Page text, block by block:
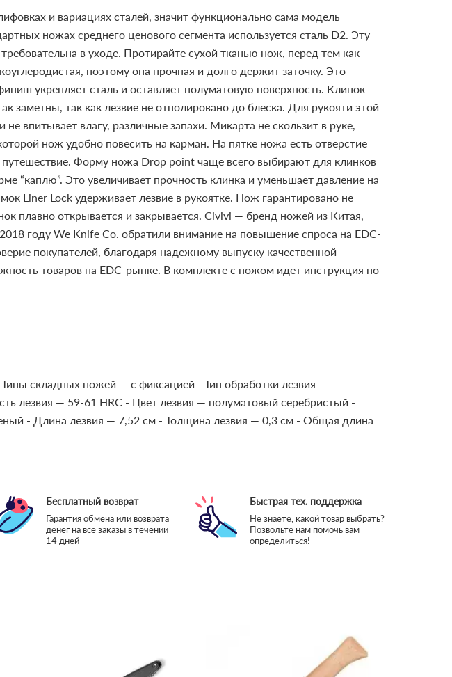
и вариациях сталей, значит функционально сама модель
ножах среднего ценового сегмента используется сталь D2. Эту
в уходе. Протирайте сухой тканью нож, перед тем как
поэтому она прочная и долго держит заточку. Это
укрепляет сталь и оставляет полуматовую поверхность. Клинок
заметны, так как лезвие не отполировано до блеска. Для рукояти этой
впитывает влагу, различные запахи. Микарта не скользит в руке,
нож удобно повесить на карман. На пятке ножа есть отверстие
Форму ножа Drop point чаще всего выбирают для клинков
“каплю”. Это увеличивает прочность клинка и уменьшает давление на
Liner Lock удерживает лезвие в рукоятке. Нож гарантировано не
плавно открывается и закрывается. Civivi — бренд ножей из Китая,
году We Knife Co. обратили внимание на повышение спроса на EDC-
покупателей, благодаря надежному выпуску качественной
товаров на EDC-рынке. В комплекте с ножом идет инструкция по
складных ножей — с фиксацией - Тип обработки лезвия —
лезвия — 59-61 HRC - Цвет лезвия — полуматовый серебристый -
- Длина лезвия — 7,52 см - Толщина лезвия — 0,3 см - Общая длина
Бесплатный возврат
Гарантия обмена или возврата
денег на все заказы в течении
14 дней
Быстрая тех. поддержка
Не знаете, какой товар выбрать?
Позвольте нам помочь вам
определиться!